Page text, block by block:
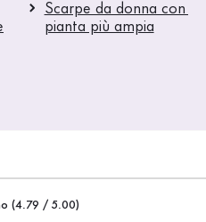
Scarpe da donna con
pianta più ampia
(4.79 / 5.00)